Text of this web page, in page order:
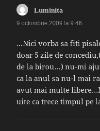
Luminita
9 octombrie 2009 la 9:46
…Nici vorba sa fiti
doar 5 zile de
de la birou…) nu-mi
ca la anul sa nu-l mai
avut mai multe
uite ca trece timpul pe